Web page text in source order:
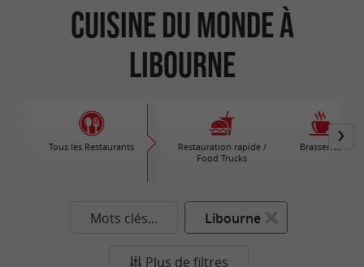
Cuisine du Monde à
Libourne
Tous les Restaurants
Restauration rapide /
Food Trucks
Brasseries
Mots clés... Libourne
Plus de filtres